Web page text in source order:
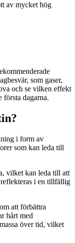
av mycket hög
som gaser,
och se vilken effekt
dagarna.
i form av
som kan leda till
vilket kan leda till att
i en tillfällig
att förbättra
hårt med
över tid, vilket